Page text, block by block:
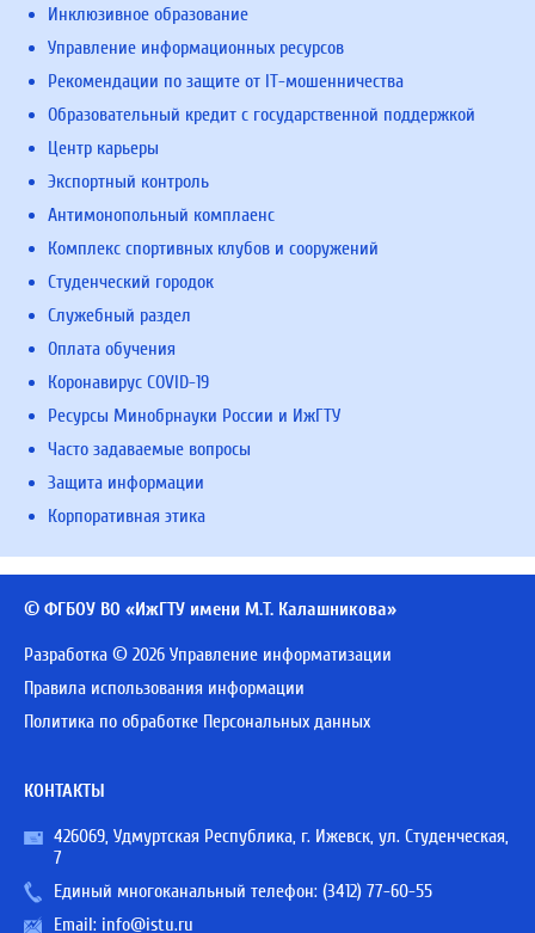
Инклюзивное образование
Управление информационных ресурсов
Рекомендации по защите от IT-мошенничества
Образовательный кредит с государственной поддержкой
Центр карьеры
Экспортный контроль
Антимонопольный комплаенс
Комплекс спортивных клубов и сооружений
Студенческий городок
Служебный раздел
Оплата обучения
Коронавирус COVID-19
Ресурсы Минобрнауки России и ИжГТУ
Часто задаваемые вопросы
Защита информации
Корпоративная этика
© ФГБОУ ВО «ИжГТУ имени М.Т. Калашникова»
Разработка © 2026 Управление информатизации
Правила использования информации
Политика по обработке Персональных данных
КОНТАКТЫ
426069, Удмуртская Республика, г. Ижевск, ул. Студенческая,
7
Единый многоканальный телефон: (3412) 77-60-55
Email: info@istu.ru